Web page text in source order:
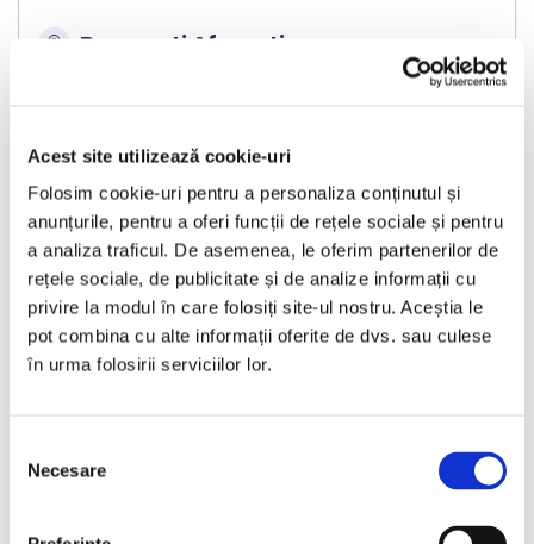
Acest site utilizează cookie-uri
Folosim cookie-uri pentru a personaliza conținutul și
anunțurile, pentru a oferi funcții de rețele sociale și pentru
a analiza traficul. De asemenea, le oferim partenerilor de
rețele sociale, de publicitate și de analize informații cu
privire la modul în care folosiți site-ul nostru. Aceștia le
pot combina cu alte informații oferite de dvs. sau culese
în urma folosirii serviciilor lor.
consimțământului
Necesare
Bucuresti Afumati
Programare vizionare
Vezi detalii
Nou